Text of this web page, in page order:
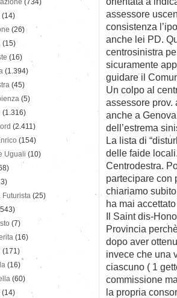
assessore
consistenza
anche lei PD.
centrosinistra
sicuramente
guidare il
Un colpo al
assessore prov.
anche a
dell’estrema
La lista di
delle faide
Centrodestra.
partecipare con
chiariamo
ha mai
Il Saint dis-
Provincia
dopo aver
invece che una
ciascuno ( 1
commissione
la propria
(734)
(14)
(26)
(15)
(16)
(1.394)
(45)
(5)
(1.316)
(2.411)
(154)
Uguali (10)
Futurista (25)
(7)
(16)
(171)
(16)
(60)
(14)